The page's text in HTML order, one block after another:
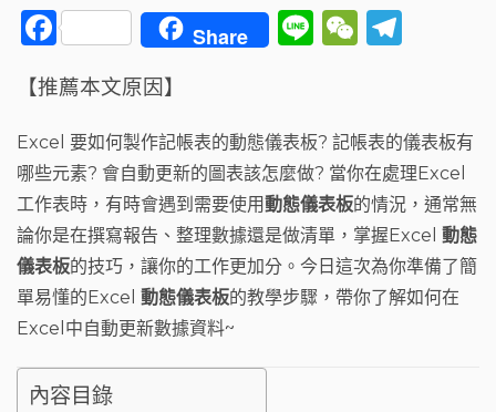
F
c
e
b
o
o
k
Share
Li W
h
a
t
g
ra
m
【推薦本文原因】
Excel 要如何製作記帳表的動態儀表板? 記帳表的儀表板有
哪些元素? 會自動更新的圖表該怎麼做? 當你在處理Excel
工作表時，有時會遇到需要使用動態儀表板的情況，通常無
論你是在撰寫報告、整理數據還是做清單，掌握Excel 動態
儀表板的技巧，讓你的工作更加分。今日這次為你準備了簡
單易懂的Excel 動態儀表板的教學步驟，帶你了解如何在
Excel中自動更新數據資料~
內容目錄